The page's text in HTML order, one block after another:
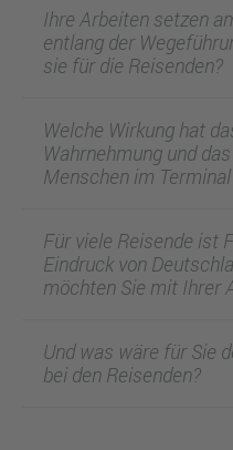
Ihre Arbeiten setzen
entlang der
sie für die Reisenden?
Welche Wirkung hat
Wahrnehmung und
Menschen im
Für viele Reisende ist
Eindruck von
möchten Sie mit Ihrer
Und was wäre für Sie
bei den Reisenden?